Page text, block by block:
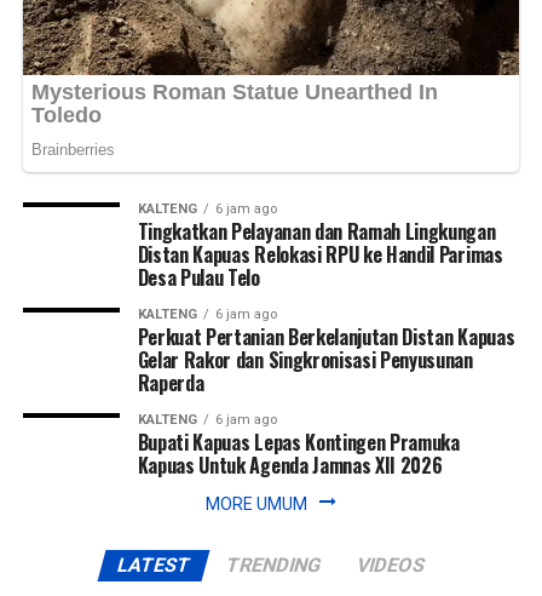
KALTENG 6 jam ago
Tingkatkan Pelayanan dan Ramah Lingkungan
Distan Kapuas Relokasi RPU ke Handil Parimas
Desa Pulau Telo
KALTENG 6 jam ago
Perkuat Pertanian Berkelanjutan Distan Kapuas
Gelar Rakor dan Singkronisasi Penyusunan
Raperda
KALTENG 6 jam ago
Bupati Kapuas Lepas Kontingen Pramuka
Kapuas Untuk Agenda Jamnas XII 2026
MORE UMUM
LATEST TRENDING VIDEOS